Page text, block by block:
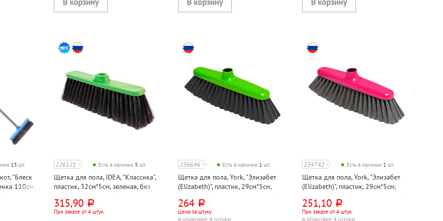
13 шт.
"Блеск
110см,
6см
226121 Есть в наличии 5 шт.
Щетка для пола, IDEA, "Классика",
пластик, 32см*5см, зеленая, без
черенка, еврорезьба, щетина 8 см
315,90 руб.
При заказе от 4 штук
236646 Есть в наличии 1 шт.
Щетка для пола, York, "Элизабет
(Elizabeth)", пластик, 29см*5см,
зеленая, без черенка, еврорезьба,
щетина 7см
264 руб.
Цена за штуку
в упаковке 4 штуки
234742 Есть в наличии 1 шт.
Щетка для пола, York, "Элизабет
(Elizabeth)", пластик, 29см*5см,
красная, без черенка, еврорезьба,
щетина 7см
251,10 руб.
При заказе от 4 штук
в упаковке 4 штуки